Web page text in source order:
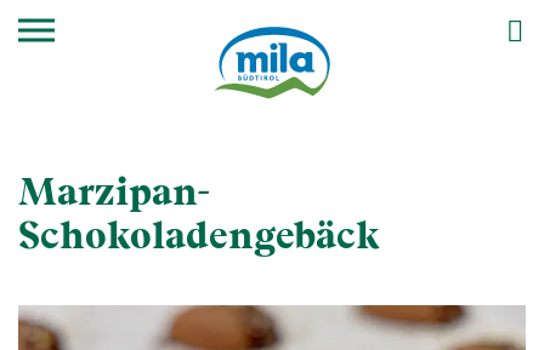
Marzipan-
Schokoladengebäck